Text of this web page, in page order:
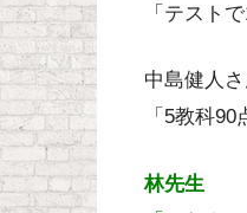
「テスト
中島健人
「5教科
林先生